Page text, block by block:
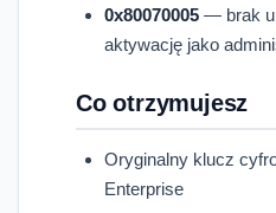
0x80070005 — brak
aktywację jako
Co otrzymujesz
Oryginalny klucz
Enterprise